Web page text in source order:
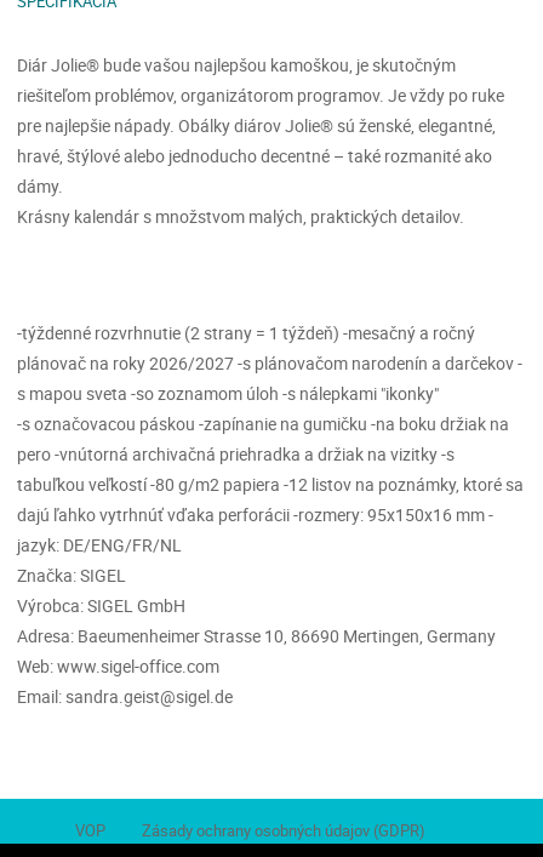
Diár Jolie® bude vašou najlepšou kamoškou, je skutočným
riešiteľom problémov, organizátorom programov. Je vždy po ruke
pre najlepšie nápady. Obálky diárov Jolie® sú ženské, elegantné,
hravé, štýlové alebo jednoducho decentné – také rozmanité ako
dámy.
Krásny kalendár s množstvom malých, praktických detailov.
-týždenné rozvrhnutie (2 strany = 1 týždeň) -mesačný a ročný
plánovač na roky 2026/2027 -s plánovačom narodenín a darčekov -
s mapou sveta -so zoznamom úloh -s nálepkami "ikonky"
-s označovacou páskou -zapínanie na gumičku -na boku držiak na
pero -vnútorná archivačná priehradka a držiak na vizitky -s
tabuľkou veľkostí -80 g/m2 papiera -12 listov na poznámky, ktoré sa
dajú ľahko vytrhnúť vďaka perforácii -rozmery: 95x150x16 mm -
jazyk: DE/ENG/FR/NL
Značka: SIGEL
Výrobca: SIGEL GmbH
Adresa: Baeumenheimer Strasse 10, 86690 Mertingen, Germany
Web: www.sigel-office.com
Email: sandra.geist@sigel.de
VOP Zásady ochrany osobných údajov (GDPR)